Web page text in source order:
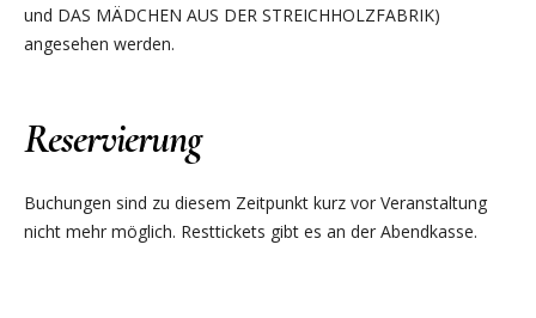
und DAS MÄDCHEN AUS DER STREICHHOLZFABRIK)
angesehen werden.
Reservierung
Buchungen sind zu diesem Zeitpunkt kurz vor Veranstaltung
nicht mehr möglich. Resttickets gibt es an der Abendkasse.